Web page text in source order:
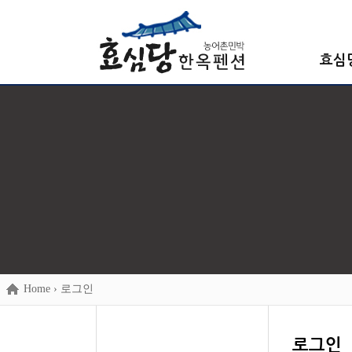
효심
Home › 로그인
로그인